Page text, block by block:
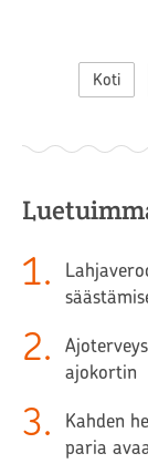
Koti
1.
2.
ajokortin
3.
Kahden
paria